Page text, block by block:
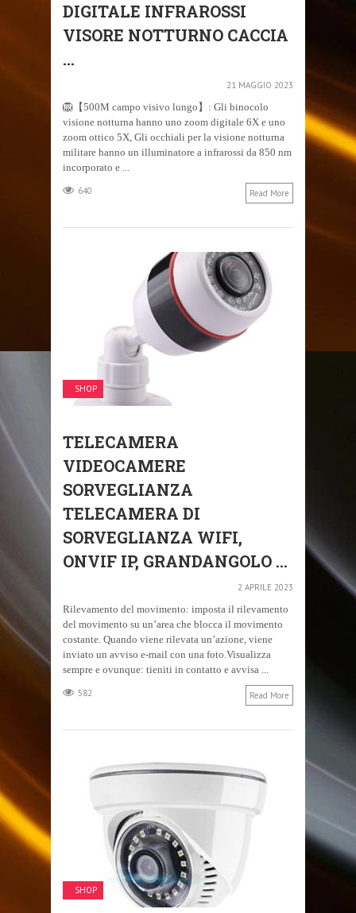
DIGITALE INFRAROSSI
VISORE NOTTURNO CACCIA
...
21 MAGGIO 2023
🦁【500M campo visivo lungo】: Gli binocolo
visione notturna hanno uno zoom digitale 6X e uno
zoom ottico 5X, Gli occhiali per la visione notturna
militare hanno un illuminatore a infrarossi da 850 nm
incorporato e ...
640 Read More
SHOP
TELECAMERA
VIDEOCAMERE
SORVEGLIANZA
TELECAMERA DI
SORVEGLIANZA WIFI,
ONVIF IP, GRANDANGOLO ...
2 APRILE 2023
Rilevamento del movimento: imposta il rilevamento
del movimento su un’area che blocca il movimento
costante. Quando viene rilevata un’azione, viene
inviato un avviso e-mail con una foto.Visualizza
sempre e ovunque: tieniti in contatto e avvisa ...
582 Read More
SHOP